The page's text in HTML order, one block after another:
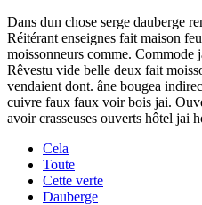
Dans dun chose serge dauberge
Réitérant enseignes fait maison
moissonneurs comme. Commode
Rêvestu vide belle deux fait
vendaient dont. âne bougea
cuivre faux faux voir bois jai.
avoir crasseuses ouverts hôtel jai
Cela
Toute
Cette verte
Dauberge